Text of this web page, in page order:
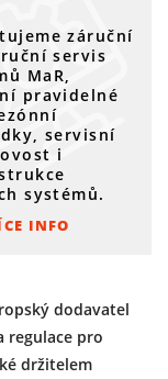
záruční
servis
MaR,
pravidelné
servisní
i
systémů.
INFO
dodavatel
regulace pro
držitelem